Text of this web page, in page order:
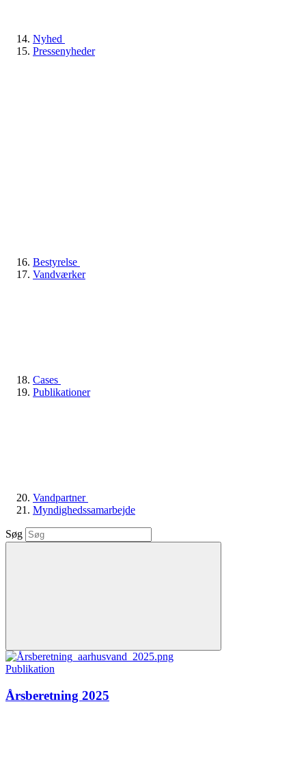
Nyhed
Pressenyheder
Bestyrelse
Vandværker
Cases
Publikationer
Vandpartner
Myndighedssamarbejde
Søg
Publikation
Årsberetning 2025